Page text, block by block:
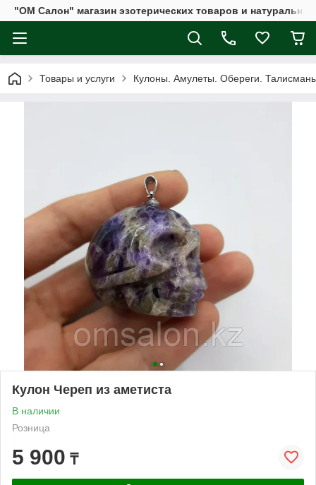
"ОМ Салон" магазин эзотерических товаров и
Товары и услуги Кулоны. Амулеты. Обереги.
Кулон Череп из аметиста
В наличии
Розница
5 900 ₸